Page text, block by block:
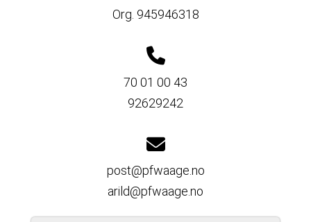
Org. 945946318
70 01 00 43
92629242
post@pfwaage.no
arild@pfwaage.no